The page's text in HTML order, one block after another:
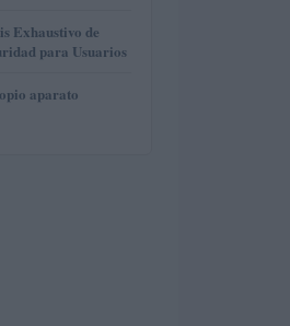
Exhaustivo de
para Usuarios
aparato